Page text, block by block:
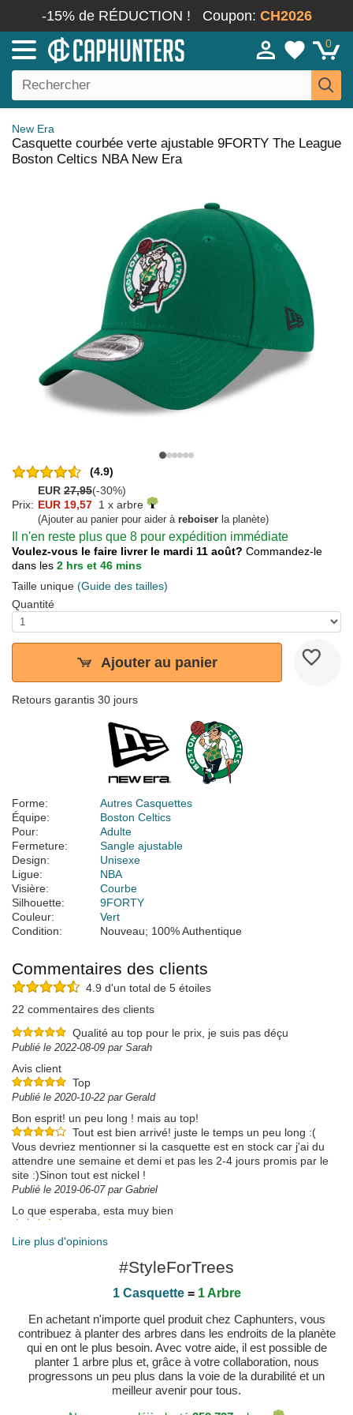
-15% de RÉDUCTION ! Coupon: CH2026
0
New Era
Casquette courbée verte ajustable 9FORTY The League
Boston Celtics NBA New Era
(4.9)
EUR 27,95(-30%)
Prix: EUR 19,57 1 x arbre
(Ajouter au panier pour aider à reboiser la planète)
Il n'en reste plus que 8 pour expédition immédiate
Voulez-vous le faire livrer le mardi 11 août? Commandez-le
dans les 2 hrs et 46 mins
Taille unique (Guide des tailles)
Quantité
Ajouter au panier
Retours garantis 30 jours
Forme:
Autres Casquettes
Équipe:
Boston Celtics
Pour:
Adulte
Fermeture:
Sangle ajustable
Design:
Unisexe
Ligue:
NBA
Visière:
Courbe
Silhouette:
9FORTY
Couleur:
Vert
Condition:
Nouveau; 100% Authentique
Commentaires des clients
4.9 d'un total de 5 étoiles
22 commentaires des clients
Qualité au top pour le prix, je suis pas déçu
Publié le 2022-08-09 par Sarah
Avis client
Top
Publié le 2020-10-22 par Gerald
Bon esprit! un peu long ! mais au top!
Tout est bien arrivé! juste le temps un peu long :(
Vous devriez mentionner si la casquette est en stock car j'ai du
attendre une semaine et demi et pas les 2-4 jours promis par le
site :)Sinon tout est nickel !
Publié le 2019-06-07 par Gabriel
Lo que esperaba, esta muy bien
Publié le 2024-08-01 par Enrique
Lire plus d'opinions
#StyleForTrees
1 Casquette= 1 Arbre
En achetant n'importe quel produit chez Caphunters, vous
contribuez à planter des arbres dans les endroits de la planète
qui en ont le plus besoin. Avec votre aide, il est possible de
planter 1 arbre plus et, grâce à votre collaboration, nous
progressons un peu plus dans la voie de la durabilité et un
meilleur avenir pour tous.